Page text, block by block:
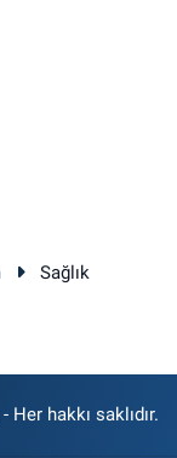
KAPALI PAZAR
Sağlık
hakkı saklıdır.